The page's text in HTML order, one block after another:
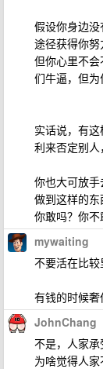
假设你身边
途径获得你努
但你心里不
们牛逼，但为
实话说，有
利来否定别人
你也大可放
做到这样的东
你敢吗？你不
mywaiting
不要活在比
有钱的时候
JohnChang
不是，人家
为啥觉得人家